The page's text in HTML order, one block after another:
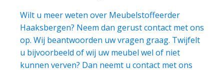
Wilt u meer weten over Meubelstoffeerder
Haaksbergen? Neem dan gerust contact met ons
op. Wij beantwoorden uw vragen graag. Twijfelt
u bijvoorbeeld of wij uw meubel wel of niet
kunnen verven? Dan neemt u contact met ons